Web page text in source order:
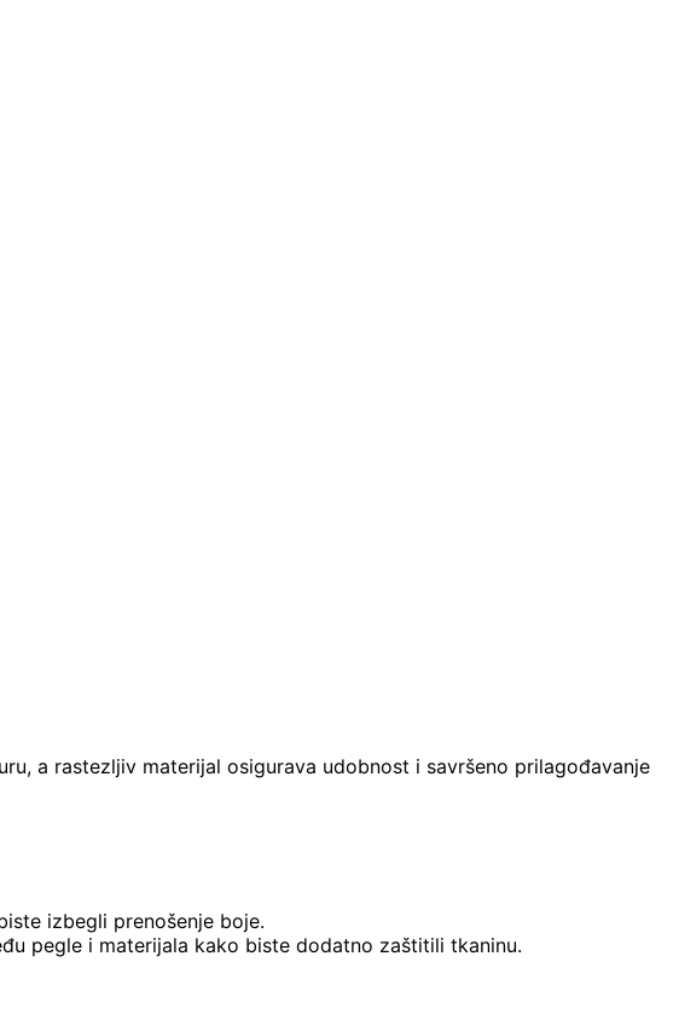
a rastezljiv materijal osigurava udobnost i savršeno prilagođavanje
izbegli prenošenje boje.
pegle i materijala kako biste dodatno zaštitili tkaninu.